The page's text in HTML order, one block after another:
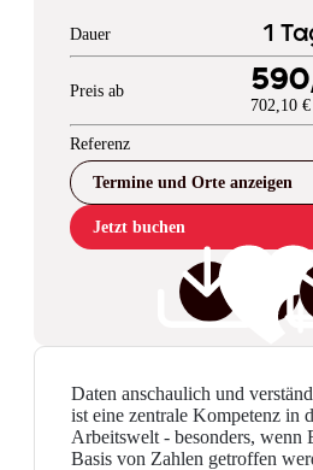
Dauer 1
Preis ab
702,10
Referenz
Termine und Orte anzeigen
Jetzt buchen
Daten anschaulich und
ist eine zentrale Kompetenz in
Arbeitswelt - besonders, wenn
Basis von Zahlen getroffen